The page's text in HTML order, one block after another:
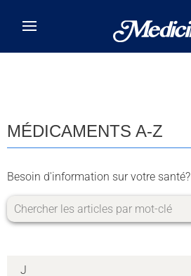
MÉDICAMENTS A-Z
Besoin d'information sur votre santé?